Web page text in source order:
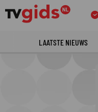
LAATSTE NIEUWS